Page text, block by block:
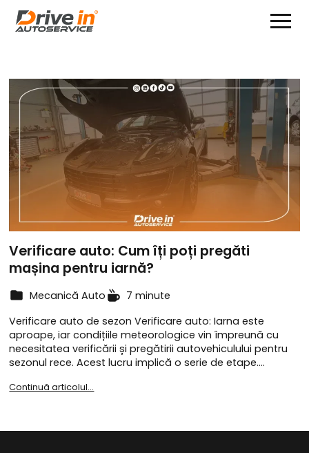
Verificare auto: Cum îți poți pregăti
mașina pentru iarnă?
Mecanică Auto
7 minute
Verificare auto de sezon Verificare auto: Iarna este
aproape, iar condițiile meteorologice vin împreună cu
necesitatea verificării și pregătirii autovehiculului pentru
sezonul rece. Acest lucru implică o serie de etape.…
Continuă articolul...